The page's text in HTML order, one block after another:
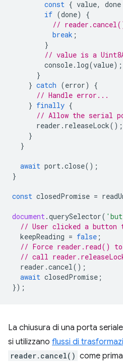
const { value, done
if (done)
{
//
break ;
}
// value is a
console. log(value);
}
} catch (error)
{
// Handle error...
} finally {
// Allow the serial
reader . releaseLock();
}
}
await port.close();
}
const closedPromise =
document.querySelector(
// User clicked a
keepReading = false ;
// Force reader.read() to
// call
reader .cancel();
await closedPromise ;
});
La chiusura di una porta
si utilizzano flussi di
reader.cancel() come